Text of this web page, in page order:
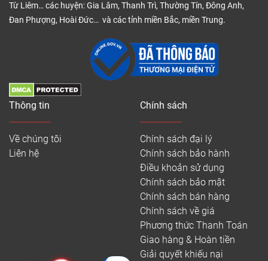
Từ Liêm… các huyện: Gia Lâm, Thanh Trì, Thường Tín, Đông Anh,
Đan Phượng, Hoài Đức… và các tỉnh miền Bắc, miền Trung.
Thông tin
Về chúng tôi
Liên hệ
Chính sách
Chính sách đại lý
Chính sách bảo hành
Điều khoản sử dụng
Chính sách bảo mật
Chính sách bán hàng
Chính sách về giá
Phương thức Thanh Toán
Giao hàng & Hoàn tiền
Giải quyết khiếu nại